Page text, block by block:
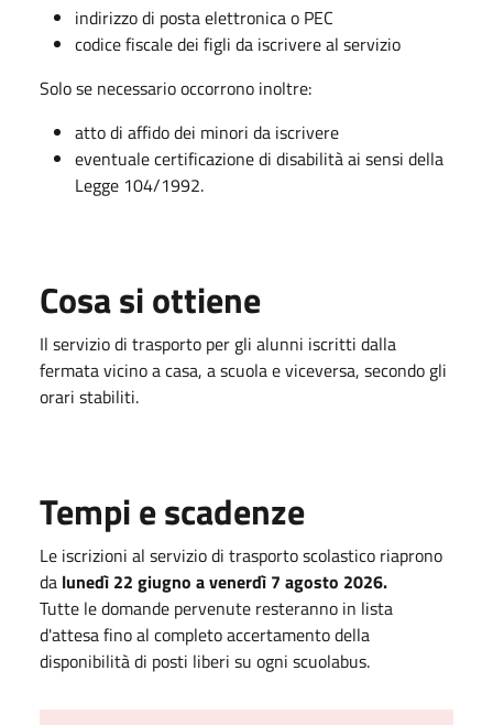
indirizzo di posta elettronica o PEC
codice fiscale dei figli da iscrivere al servizio
Solo se necessario occorrono inoltre:
atto di affido dei minori da iscrivere
eventuale certificazione di disabilità ai sensi della
Legge 104/1992.
Cosa si ottiene
Il servizio di trasporto per gli alunni iscritti dalla
fermata vicino a casa, a scuola e viceversa, secondo gli
orari stabiliti.
Tempi e scadenze
Le iscrizioni al servizio di trasporto scolastico riaprono
da lunedì 22 giugno a venerdì 7 agosto 2026.
Tutte le domande pervenute resteranno in lista
d'attesa fino al completo accertamento della
disponibilità di posti liberi su ogni scuolabus.